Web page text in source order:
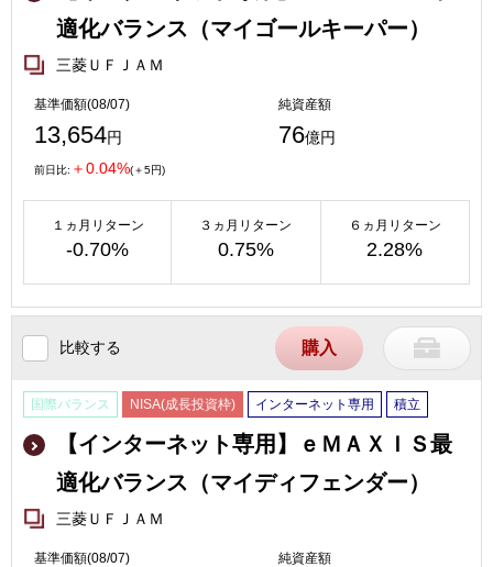
適化バランス（マイゴールキーパー）
三菱ＵＦＪＡＭ
基準価額(08/07)
13,654円
純資産額
76億円
前日比: ＋0.04%(＋5円)
１ヵ月リターン
-0.70%
３ヵ月リターン
0.75%
６ヵ月リターン
2.28%
比較する 購入
国際バランス NISA(成長投資枠) インターネット専用 積立
【インターネット専用】ｅＭＡＸＩＳ最
適化バランス（マイディフェンダー）
三菱ＵＦＪＡＭ
基準価額(08/07) 純資産額